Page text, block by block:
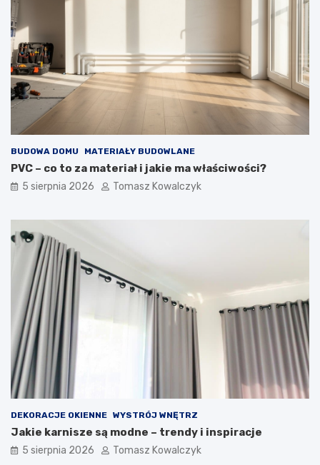
BUDOWA DOMU MATERIAŁY BUDOWLANE
PVC – co to za materiał i jakie ma właściwości?
5 sierpnia 2026 Tomasz Kowalczyk
DEKORACJE OKIENNE WYSTRÓJ WNĘTRZ
Jakie karnisze są modne – trendy i inspiracje
5 sierpnia 2026 Tomasz Kowalczyk